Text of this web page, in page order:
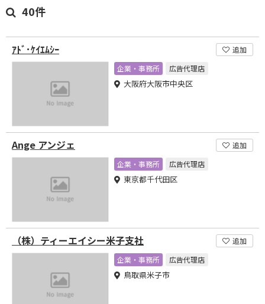
40件
ｱﾄﾞ･ｹｲｴﾑｼｰ
追加
企業・事務所
広告代理店
大阪府大阪市中央区
Ange アンジェ
追加
企業・事務所
広告代理店
東京都千代田区
（株）ティーエイシー米子支社
追加
企業・事務所
広告代理店
鳥取県米子市